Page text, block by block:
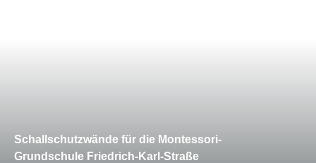
Schallschutzwände für die Montessori-
Grundschule Friedrich-Karl-Straße